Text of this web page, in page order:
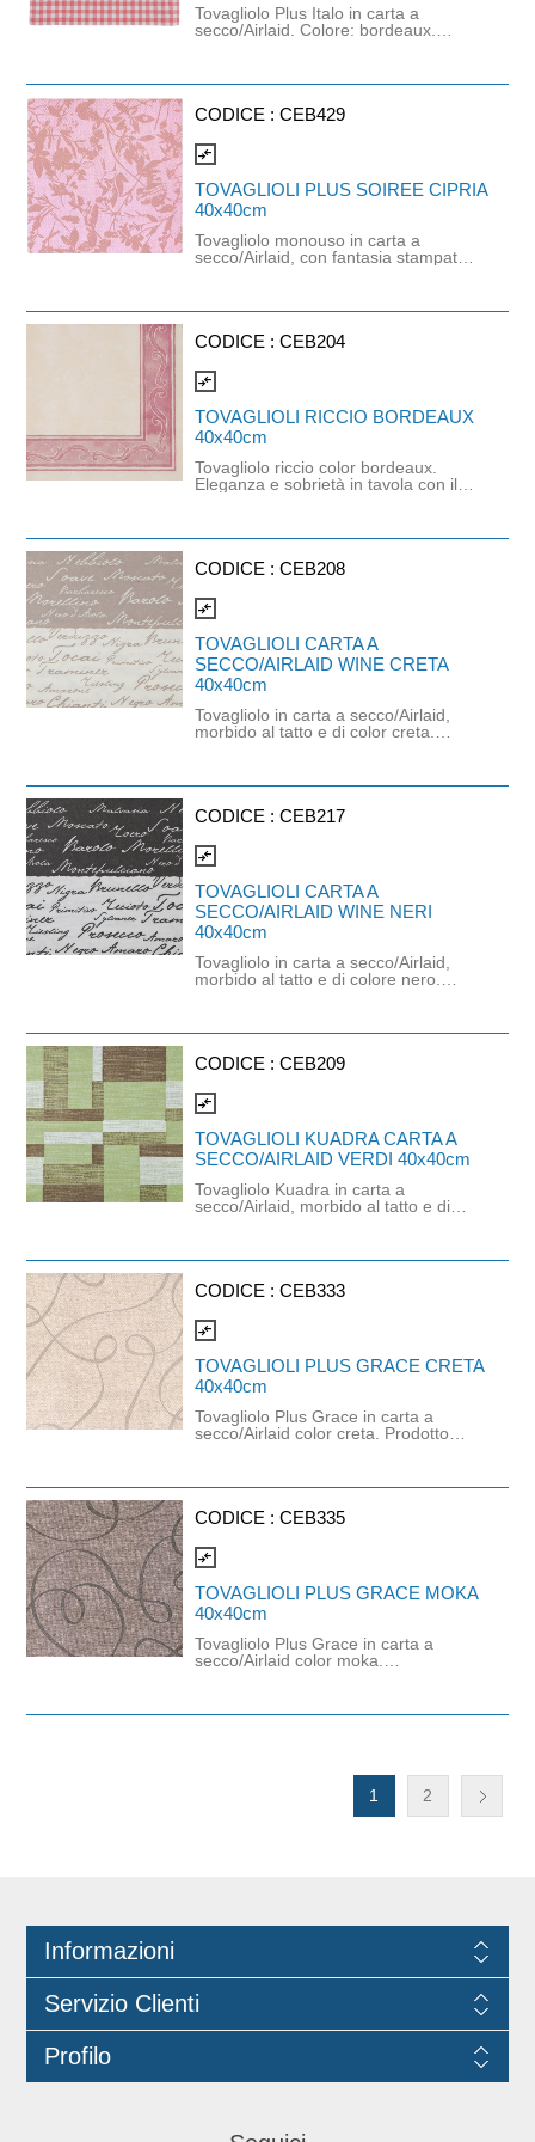
Tovagliolo Plus Italo in carta a
secco/Airlaid. Colore: bordeaux.
40cm x 40cm.
CODICE :CEB429
compare_arrows
TOVAGLIOLI PLUS SOIREE CIPRIA
40x40cm
Tovagliolo monouso in carta a
secco/Airlaid, con fantasia stampata
fibre di legno provenienti da foreste
migliori standard di sostenibilità
e idoneo al contatto alimentare.
Dimensioni: 40cm x 40cm.
CODICE :CEB204
compare_arrows
TOVAGLIOLI RICCIO BORDEAUX
40x40cm
Tovagliolo riccio color bordeaux.
Eleganza e sobrietà in tavola con il
service e nella ristorazione collettiva.
contatto alimentare. Dimensioni:
CODICE :CEB208
compare_arrows
TOVAGLIOLI CARTA A
SECCO/AIRLAID WINE CRETA
40x40cm
Tovagliolo in carta a secco/Airlaid,
morbido al tatto e di color creta.
Prodotto certificato PEFC e idoneo al
CODICE :CEB217
compare_arrows
TOVAGLIOLI CARTA A
SECCO/AIRLAID WINE NERI
40x40cm
Tovagliolo in carta a secco/Airlaid,
morbido al tatto e di colore nero.
Prodotto certificato PEFC e idoneo al
CODICE :CEB209
compare_arrows
TOVAGLIOLI KUADRA CARTA A
SECCO/AIRLAID VERDI 40x40cm
Tovagliolo Kuadra in carta a
secco/Airlaid, morbido al tatto e di
40cm x 40cm. Prodotto certificato
alimentare.
CODICE :CEB333
compare_arrows
TOVAGLIOLI PLUS GRACE CRETA
40x40cm
Tovagliolo Plus Grace in carta a
secco/Airlaid color creta. Prodotto
40cm.
CODICE :CEB335
compare_arrows
TOVAGLIOLI PLUS GRACE MOKA
40x40cm
Tovagliolo Plus Grace in carta a
secco/Airlaid color moka.
ideale per la ristorazione. Materiale
certificato PEFC e idoneo al contatto
alimentare. Dimensioni: 40cm x
1 2
Informazioni
Servizio Clienti
Profilo